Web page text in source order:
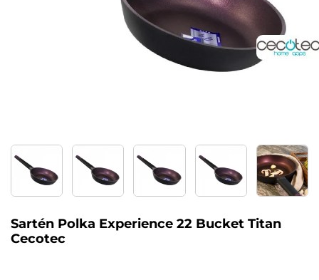
Sartén Polka Experience 22 Bucket Titan
Cecotec